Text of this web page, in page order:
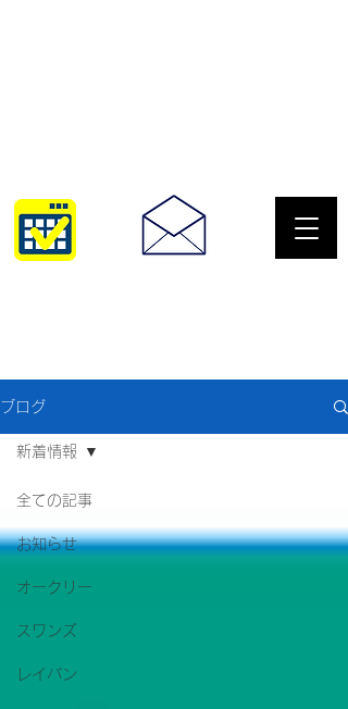
ブログ
全ての記事
お知らせ
オークリー
スワンズ
レイバン
新着情報